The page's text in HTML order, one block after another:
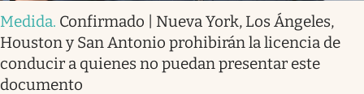
Medida. Confirmado | Nueva York, Los Ángeles,
Houston y San Antonio prohibirán la licencia de
conducir a quienes no puedan presentar este
documento